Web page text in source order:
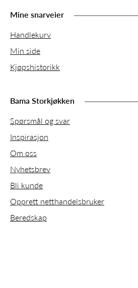
Mine snarveier
Handlekurv
Min side
Kjøpshistorikk
Bama Storkjøkken
Spørsmål og svar
Inspirasjon
Om oss
Nyhetsbrev
Bli kunde
Opprett netthandelsbruker
Beredskap